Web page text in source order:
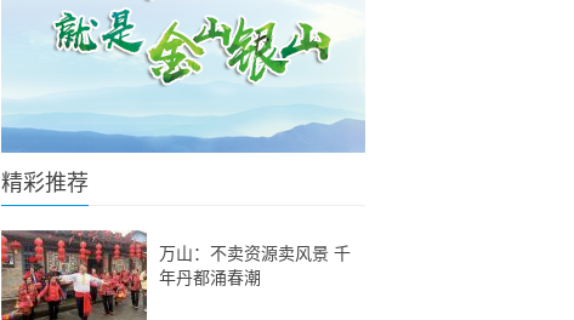
精彩推荐
万山：不卖资源卖风景 千
年丹都涌春潮